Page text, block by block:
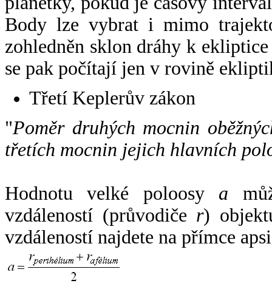
Body lze vybrat i mimo
zohledněn sklon dráhy k
se pak počítají jen v rovině
Třetí Keplerův zákon
"Poměr druhých mocnin
třetích mocnin jejich hlavních
Hodnotu velké poloosy a
vzdáleností (průvodiče r)
vzdáleností najdete na přímce